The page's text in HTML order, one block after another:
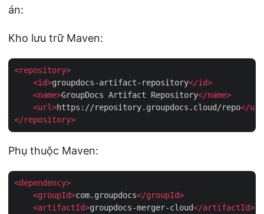
án:
Kho lưu trữ Maven:
<repository>
<id>groupdocs-artifact-repository</id>
<name>GroupDocs Artifact Repository</name>
<url>https://repository.groupdocs.cloud/repo</url
</repository>
Phụ thuộc Maven:
<dependency>
<groupId>com.groupdocs</groupId>
<artifactId>groupdocs-merger-cloud</artifactId>